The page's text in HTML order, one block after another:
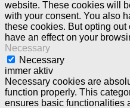
website. These cookies will
with your consent. You also
these cookies. But opting
have an effect on your
Necessary
Necessary
immer aktiv
Necessary cookies are
function properly. This
ensures basic functionalities